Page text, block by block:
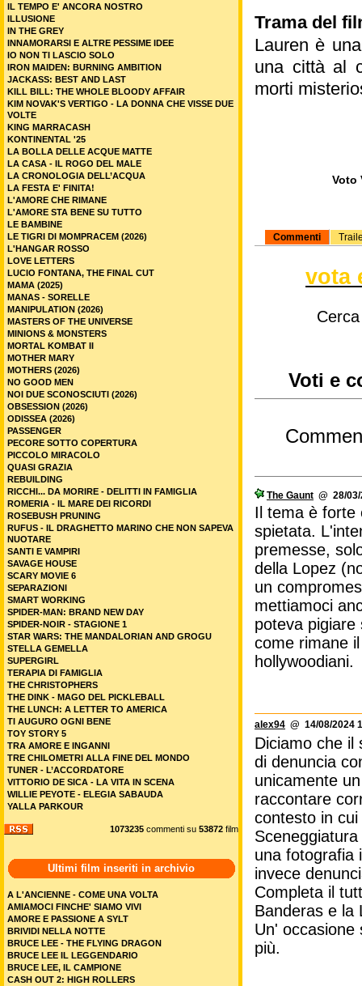
Trama del
Lauren è
una città al
morti
Voto
Commenti
vota
Voti e
The Gaunt @ 28/
Il tema è forte
spietata.
premesse,
della Lopez
un
mettiamoci
poteva pigiare
come rimane
hollywoodiani.
alex94 @ 14/08/2024
Diciamo che il
di denuncia
unicamente
raccontare
contesto in
una fotografia
invece
Completa il
Banderas e la
Un' occasione
più.
IL TEMPO E' ANCORA NOSTRO
ILLUSIONE
IN THE GREY
INNAMORARSI E ALTRE PESSIME IDEE
IO NON TI LASCIO SOLO
IRON MAIDEN: BURNING AMBITION
JACKASS: BEST AND LAST
KILL BILL: THE WHOLE BLOODY AFFAIR
KIM NOVAK'S VERTIGO - LA DONNA CHE VISSE DUE
VOLTE
KING MARRACASH
KONTINENTAL '25
LA BOLLA DELLE ACQUE MATTE
LA CASA - IL ROGO DEL MALE
LA CRONOLOGIA DELL’ACQUA
LA FESTA E' FINITA!
L'AMORE CHE RIMANE
L'AMORE STA BENE SU TUTTO
LE BAMBINE
LE TIGRI DI MOMPRACEM (2026)
L'HANGAR ROSSO
LOVE LETTERS
LUCIO FONTANA, THE FINAL CUT
MAMA (2025)
MANAS - SORELLE
MANIPULATION (2026)
MASTERS OF THE UNIVERSE
MINIONS & MONSTERS
MORTAL KOMBAT II
MOTHER MARY
MOTHERS (2026)
NO GOOD MEN
NOI DUE SCONOSCIUTI (2026)
OBSESSION (2026)
ODISSEA (2026)
PASSENGER
PECORE SOTTO COPERTURA
PICCOLO MIRACOLO
QUASI GRAZIA
REBUILDING
RICCHI... DA MORIRE - DELITTI IN FAMIGLIA
ROMERIA - IL MARE DEI RICORDI
ROSEBUSH PRUNING
RUFUS - IL DRAGHETTO MARINO CHE NON SAPEVA
NUOTARE
SANTI E VAMPIRI
SAVAGE HOUSE
SCARY MOVIE 6
SEPARAZIONI
SMART WORKING
SPIDER-MAN: BRAND NEW DAY
SPIDER-NOIR - STAGIONE 1
STAR WARS: THE MANDALORIAN AND GROGU
STELLA GEMELLA
SUPERGIRL
TERAPIA DI FAMIGLIA
THE CHRISTOPHERS
THE DINK - MAGO DEL PICKLEBALL
THE LUNCH: A LETTER TO AMERICA
TI AUGURO OGNI BENE
TOY STORY 5
TRA AMORE E INGANNI
TRE CHILOMETRI ALLA FINE DEL MONDO
TUNER - L’ACCORDATORE
VITTORIO DE SICA - LA VITA IN SCENA
WILLIE PEYOTE - ELEGIA SABAUDA
YALLA PARKOUR
1073235 commenti su 53872 film
Ultimi film inseriti in archivio
A L'ANCIENNE - COME UNA VOLTA
AMIAMOCI FINCHE' SIAMO VIVI
AMORE E PASSIONE A SYLT
BRIVIDI NELLA NOTTE
BRUCE LEE - THE FLYING DRAGON
BRUCE LEE IL LEGGENDARIO
BRUCE LEE, IL CAMPIONE
CASH OUT 2: HIGH ROLLERS